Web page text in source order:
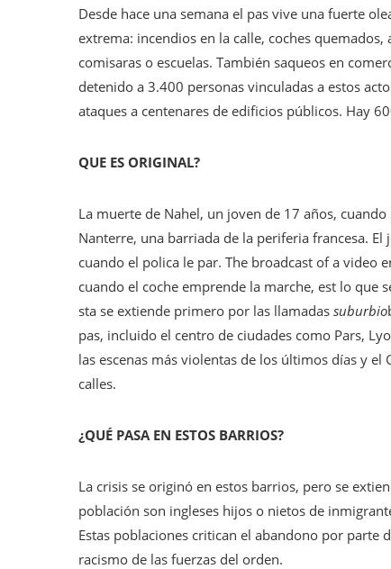
Desde hace una semana el pas vive una fuerte
extrema: incendios en la calle, coches
comisaras o escuelas. También saqueos en
detenido a 3.400 personas vinculadas a estos
ataques a centenares de edificios públicos. Hay
QUE ES ORIGINAL?
La muerte de Nahel, un joven de 17 años,
Nanterre, una barriada de la periferia francesa.
cuando el polica le par. The broadcast of a video
cuando el coche emprende la marche, est lo que
sta se extiende primero por las llamadas suburbio
pas, incluido el centro de ciudades como Pars,
las escenas más violentas de los últimos días y
calles.
¿QUÉ PASA EN ESTOS BARRIOS?
La crisis se originó en estos barrios, pero se
población son ingleses hijos o nietos de
Estas poblaciones critican el abandono por parte
racismo de las fuerzas del orden.